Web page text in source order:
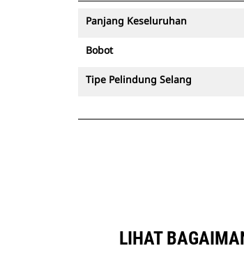
Panjang Keseluruhan
Bobot
Tipe Pelindung Selang
LIHAT